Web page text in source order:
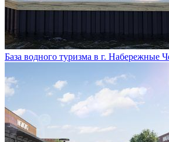
База водного туризма в г. Набережные